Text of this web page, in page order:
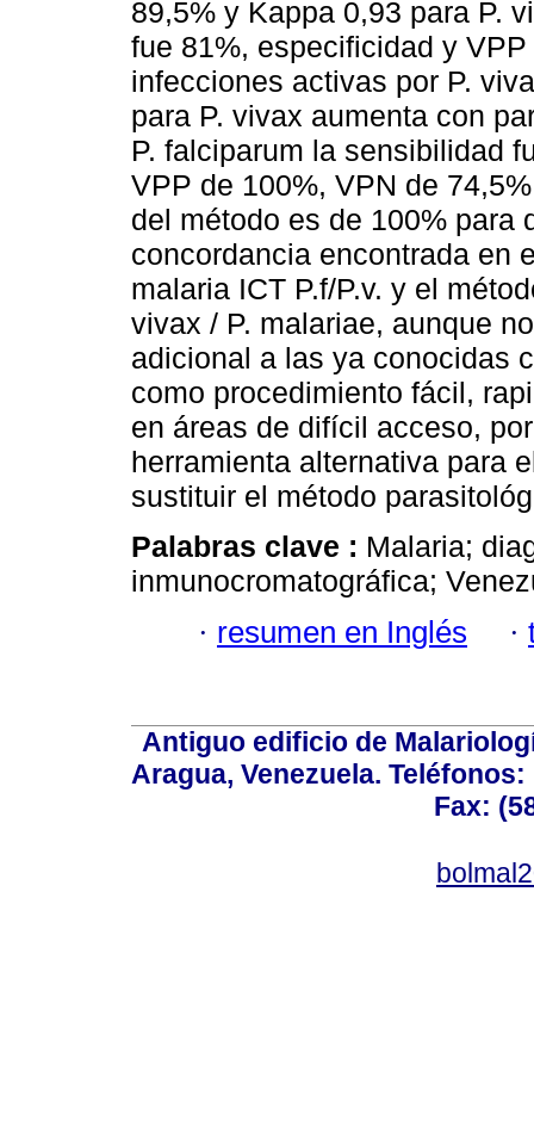
89,5% y Kappa 0,93 para P.
fue 81%, especificidad y
infecciones activas por P.
para P. vivax aumenta con
P. falciparum la sensibilidad
VPP de 100%, VPN de
del método es de 100% para
concordancia encontrada en
malaria ICT P.f/P.v. y el
vivax / P. malariae, aunque
adicional a las ya conocidas
como procedimiento fácil,
en áreas de difícil acceso,
herramienta alternativa para
sustituir el método
Palabras clave : Malaria;
inmunocromatográfica;
· resumen en Inglés ·
Antiguo edificio de
Aragua, Venezuela. Teléfonos:
Fax: